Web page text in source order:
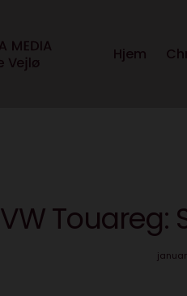
Hjem
VW Touareg: